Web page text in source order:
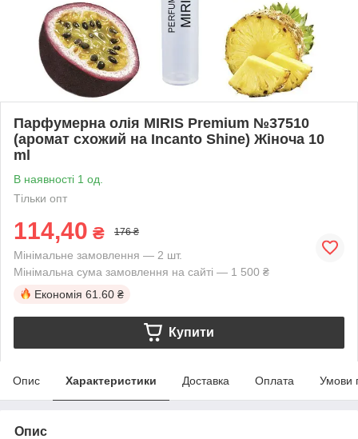
Парфумерна олія MIRIS Premium №37510
(аромат схожий на Incanto Shine) Жіноча 10
ml
В наявності 1 од.
Тільки опт
114,40 ₴ 176 ₴
Мінімальне замовлення — 2 шт.
Мінімальна сума замовлення на сайті — 1 500 ₴
Економія 61.60 ₴
Купити
Опис Характеристики Доставка Оплата Умови
Опис